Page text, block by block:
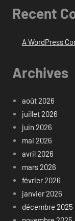
Recent
A WordPress
Archives
août 2026
juillet 2026
juin 2026
mai 2026
avril 2026
mars 2026
février 2026
janvier 2026
décembre 2025